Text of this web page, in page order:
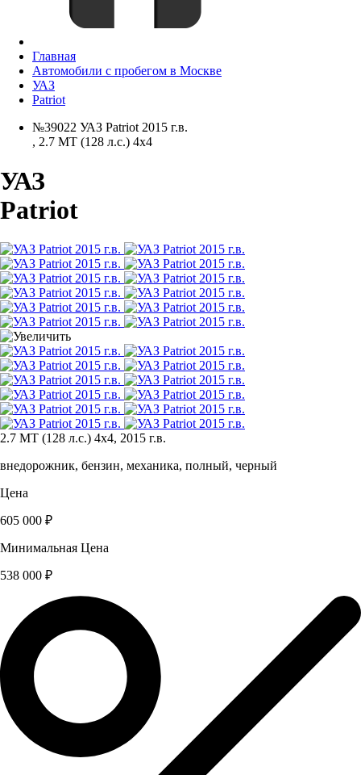
Главная
Автомобили с пробегом в Москве
УАЗ
Patriot
№39022 УАЗ Patriot 2015 г.в.
, 2.7 MT (128 л.с.) 4x4
УАЗ
Patriot
2.7 MT (128 л.с.) 4x4, 2015 г.в.
внедорожник, бензин, механика, полный, черный
Цена
605 000 ₽
Минимальная Цена
538 000 ₽